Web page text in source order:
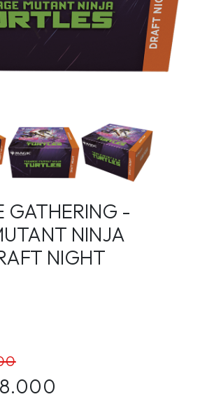
GATHERING -
NINJA
NIGHT